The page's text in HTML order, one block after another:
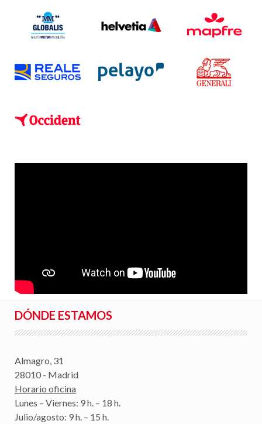
DÓNDE ESTAMOS
Almagro, 31
28010 - Madrid
Horario oficina
Lunes – Viernes: 9 h. – 18 h.
Julio/agosto: 9 h. – 15 h.